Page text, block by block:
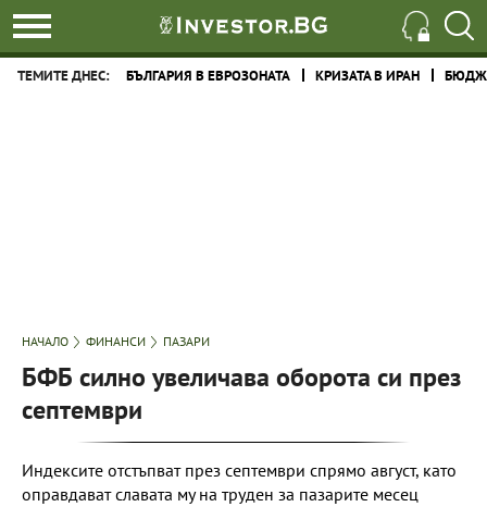
ТЕМИТЕ ДНЕС: БЪЛГАРИЯ В ЕВРОЗОНАТА КРИЗАТА В ИРАН
НАЧАЛО ФИНАНСИ ПАЗАРИ
БФБ силно увеличава оборота си през
септември
Индексите отстъпват през септември спрямо август, като
оправдават славата му на труден за пазарите месец